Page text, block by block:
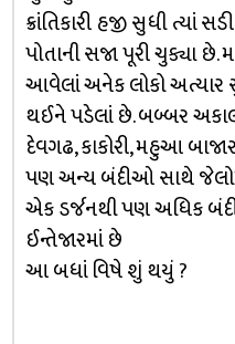
ક્રાંતિકારી હજી સુધી ત્યાં
પોતાની સજા પૂરી ચુક્યા છે.
આવેલાં અનેક લોકો અત્યાર
થઈને પડેલાં છે. બબ્બર
દેવગઢ, કાકોરી, મહુઆ
પણ અન્ય બંદીઓ સાથે
એક ડર્જનથી પણ અધિક
ઈન્તેજારમાં છે
આ બધાં વિષે શું થયું ?